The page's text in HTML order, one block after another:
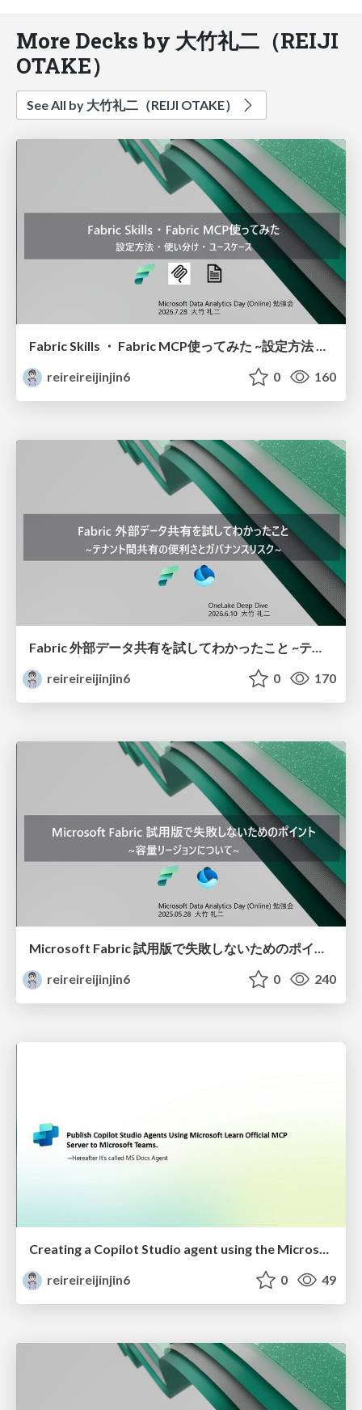
More Decks by 大竹礼二（REIJI
OTAKE）
See All by 大竹礼二（REIJI OTAKE）
Fabric Skills ・ Fabric MCP使ってみた ~設定方法 ・ 使い分け ・ ユースケース~（Trying Out Fabric Skills and Fabric MCP: Setup, Differences, and Use Cases）
reireireijinjin6
0 160
reireireijinjin6
0 170
Microsoft Fabric 試用版で失敗しないためのポイント~容量リージョンについて~(What Is the Microsoft Fabric Trial? Key Tips to Avoid Mistakes: 60-Day Free Trial and Capacity Regions)
reireireijinjin6
0 240
Creating a Copilot Studio agent using the Microsoft Learn MCP server, publishing it to Teams
reireireijinjin6
0 49